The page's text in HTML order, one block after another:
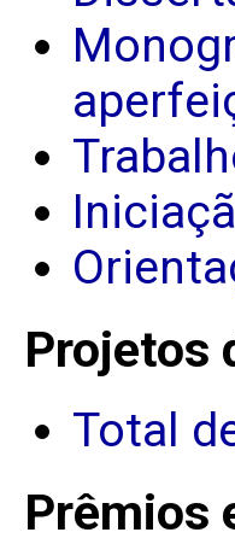
Projetos
Total
Prêmios